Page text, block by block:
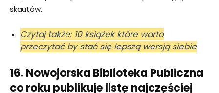
skautów.
Czytaj także: 10 książek które warto
przeczytać by stać się lepszą wersją siebie
16. Nowojorska Biblioteka Publiczna
co roku publikuje listę najczęściej